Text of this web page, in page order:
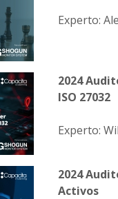
Experto:
2024
ISO 27032
Experto:
2024
Activos